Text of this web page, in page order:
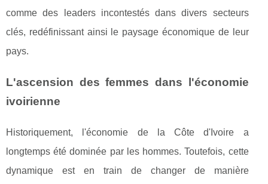
comme des leaders incontestés dans divers secteurs
clés, redéfinissant ainsi le paysage économique de leur
pays.
L'ascension des femmes dans l'économie
ivoirienne
Historiquement, l'économie de la Côte d'Ivoire a
longtemps été dominée par les hommes. Toutefois, cette
dynamique est en train de changer de manière